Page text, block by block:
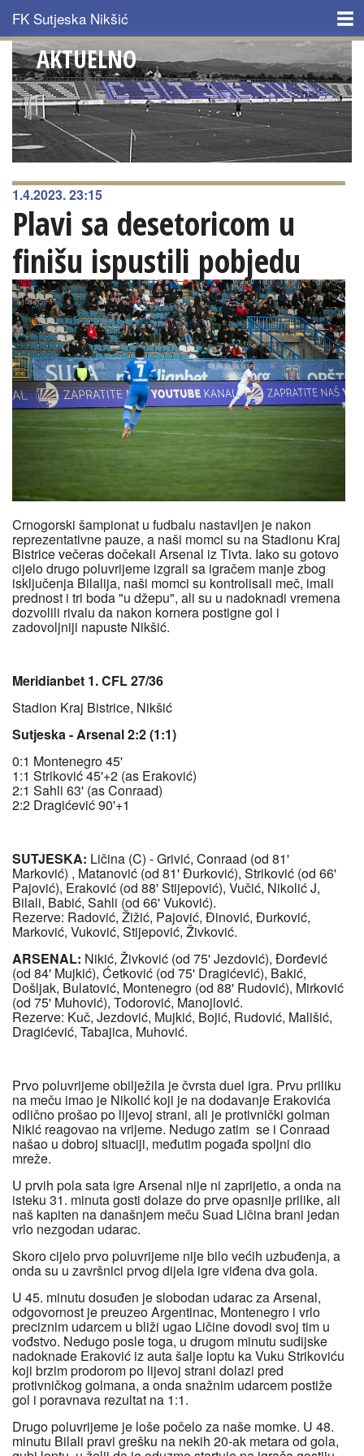
Skip to main content
FK Sutjeska Nikšić
NASLOVNA
KLUB
ISTORIJAT
TIM
AKTUELNO
MULTIMEDIJA
KONTAKT
AKTUELNO
1.4.2023. 23:15
Plavi sa desetoricom u
finišu ispustili pobjedu
Crnogorski šampionat u fudbalu nastavljen je nakon
reprezentativne pauze, a naši momci su na Stadionu Kraj
Bistrice večeras dočekali Arsenal iz Tivta. Iako su gotovo
cijelo drugo poluvrijeme izgrali sa igračem manje zbog
isključenja Bilalija, naši momci su kontrolisali meč, imali
prednost i tri boda "u džepu", ali su u nadoknadi vremena
dozvolili rivalu da nakon kornera postigne gol i
zadovoljniji napuste Nikšić.
Meridianbet 1. CFL 27/36
Stadion Kraj Bistrice, Nikšić
Sutjeska - Arsenal 2:2 (1:1)
0:1 Montenegro 45'
1:1 Striković 45'+2 (as Eraković)
2:1 Sahli 63' (as Conraad)
2:2 Dragićević 90'+1
SUTJESKA: Ličina (C) - Grivić, Conraad (od 81'
Marković) , Matanović (od 81' Đurković), Striković (od 66'
Pajović), Eraković (od 88' Stijepović), Vučić, Nikolić J,
Bilali, Babić, Sahli (od 66' Vuković).
Rezerve: Radović, Žižić, Pajović, Đinović, Đurković,
Marković, Vuković, Stijepović, Živković.
ARSENAL: Nikić, Živković (od 75' Jezdović), Đorđević
(od 84' Mujkić), Ćetković (od 75' Dragićević), Bakić,
Došljak, Bulatović, Montenegro (od 88' Rudović), Mirković
(od 75' Muhović), Todorović, Manojlović.
Rezerve: Kuč, Jezdović, Mujkić, Bojić, Rudović, Mališić,
Dragićević, Tabajica, Muhović.
Prvo poluvrijeme obilježila je čvrsta duel igra. Prvu priliku
na meču imao je Nikolić koji je na dodavanje Erakovića
odlično prošao po lijevoj strani, ali je protivnički golman
Nikić reagovao na vrijeme. Nedugo zatim se i Conraad
našao u dobroj situaciji, međutim pogađa spoljni dio
mreže.
U prvih pola sata igre Arsenal nije ni zaprijetio, a onda na
isteku 31. minuta gosti dolaze do prve opasnije prilike, ali
naš kapiten na današnjem meču Suad Ličina brani jedan
vrlo nezgodan udarac.
Skoro cijelo prvo poluvrijeme nije bilo većih uzbuđenja, a
onda su u završnici prvog dijela igre viđena dva gola.
U 45. minutu dosuđen je slobodan udarac za Arsenal,
odgovornost je preuzeo Argentinac, Montenegro i vrlo
preciznim udarcem u bliži ugao Ličine dovodi svoj tim u
vođstvo. Nedugo posle toga, u drugom minutu sudijske
nadoknade Eraković iz auta šalje loptu ka Vuku Strikoviću
koji brzim prodorom po lijevoj strani dolazi pred
protivničkog golmana, a onda snažnim udarcem postiže
gol i poravnava rezultat na 1:1.
Drugo poluvrijeme je loše počelo za naše momke. U 48.
minutu Bilali pravi grešku na nekih 20-ak metara od gola,